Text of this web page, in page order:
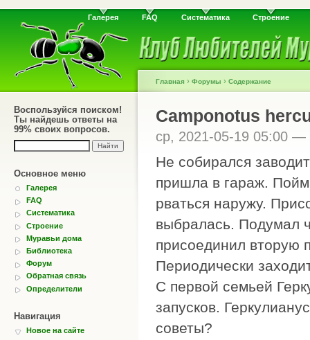
Галерея FAQ Систематика Строение
Воспользуйся поиском!
Ты найдешь ответы на
99% своих вопросов.
Основное меню
Галерея
FAQ
Систематика
Строение
Муравьи дома
Библиотека
Форум
Обратная связь
Определители
Навигация
Новое на сайте
Главная › Форумы › Содержание
Сamponotus
ср, 2021-05-19 05:00 —
Не собирался
пришла в гараж.
рваться наружу.
выбралась. Подумал
присоединил вторую
Периодически
С первой семьей
запусков.
советы?